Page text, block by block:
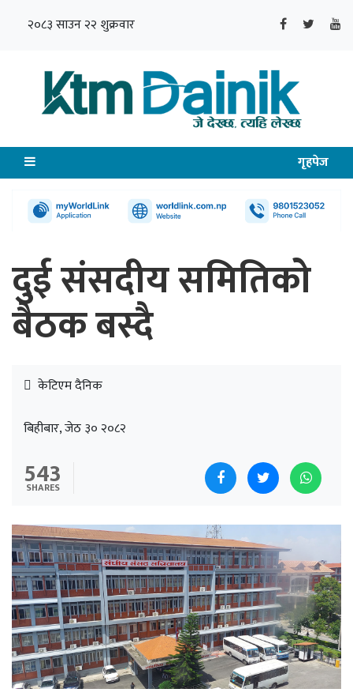
२०८३ साउन २२ शुक्रवार
गृहपेज
दुई संसदीय समितिको
बैठक बस्दै
केटिएम दैनिक
बिहीबार, जेठ ३० २०८२
543
SHARES